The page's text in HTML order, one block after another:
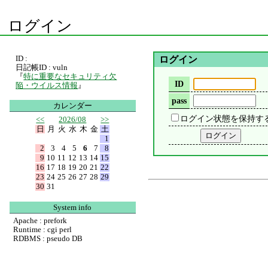
ログイン
ログイン
ID
pass
ログイン状態を保持す
ID :
日記帳ID : vuln
『特に重要なセキュリティ欠
陥・ウイルス情報 』
カレンダー
<<
2026/08
>>
日
月 火 水 木 金 土
1
2
3 4 5 6 7
8
9 10 11 12 13 14 15
16 17 18 19 20 21 22
23 24 25 26 27 28 29
30 31
System info
Apache : prefork
Runtime : cgi perl
RDBMS : pseudo DB